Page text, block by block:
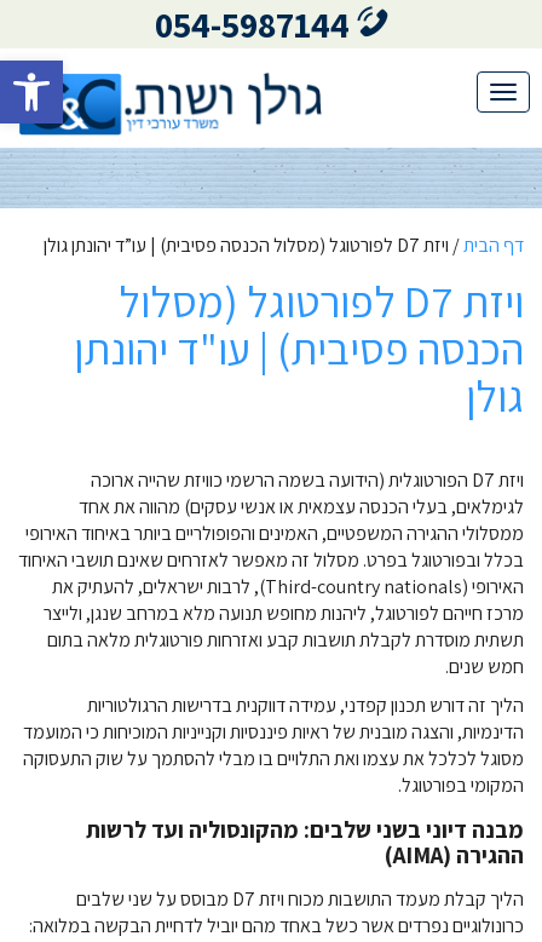
פתח
054-5987144
Toggle
דף הבית/ ויזת D7 לפורטוגל (מסלול הכנסה פסיבית) | עו”ד יהונתן גולן
ויזת D7 לפורטוגל (מסלול
הכנסה פסיבית) | עו"ד יהונתן
גולן
ויזת D7 הפורטוגלית (הידועה בשמה הרשמי כוויזת שהייה ארוכה
לגימלאים, בעלי הכנסה עצמאית או אנשי עסקים) מהווה את אחד
ממסלולי ההגירה המשפטיים, האמינים והפופולריים ביותר באיחוד האירופי
בכלל ובפורטוגל בפרט. מסלול זה מאפשר לאזרחים שאינם תושבי האיחוד
האירופי (Third-country nationals), לרבות ישראלים, להעתיק את
מרכז חייהם לפורטוגל, ליהנות מחופש תנועה מלא במרחב שנגן, ולייצר
תשתית מוסדרת לקבלת תושבות קבע ואזרחות פורטוגלית מלאה בתום
חמש שנים.
הליך זה דורש תכנון קפדני, עמידה דווקנית בדרישות הרגולטוריות
הדינמיות, והצגה מובנית של ראיות פיננסיות וקנייניות המוכיחות כי המועמד
מסוגל לכלכל את עצמו ואת התלויים בו מבלי להסתמך על שוק התעסוקה
המקומי בפורטוגל.
מבנה דיוני בשני שלבים: מהקונסוליה ועד לרשות
ההגירה (AIMA)
הליך קבלת מעמד התושבות מכוח ויזת D7 מבוסס על שני שלבים
כרונולוגיים נפרדים אשר כשל באחד מהם יוביל לדחיית הבקשה במלואה: